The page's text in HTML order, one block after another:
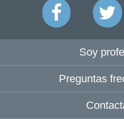
Soy
Preguntas